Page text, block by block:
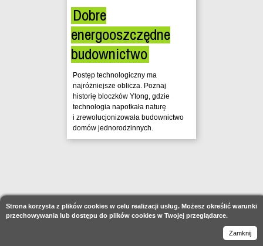
Dobre
energooszczędne
budownictwo
Postęp technologiczny ma
najróżniejsze oblicza. Poznaj
historię bloczków Ytong, gdzie
technologia napotkała naturę
i zrewolucjonizowała budownictwo
domów jednorodzinnych.
Strona korzysta z plików cookies w celu realizacji usług. Możesz określić warunki
przechowywania lub dostępu do plików cookies w Twojej przeglądarce.
Zamknij